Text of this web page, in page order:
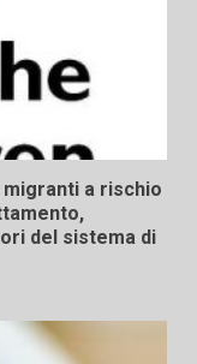
a rischio
del sistema di